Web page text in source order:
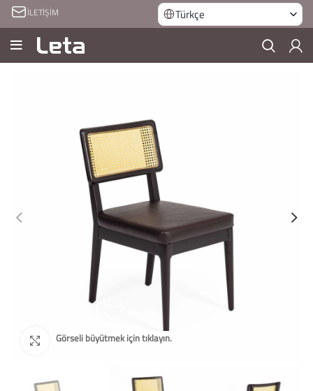
İLETİŞİM Türkçe